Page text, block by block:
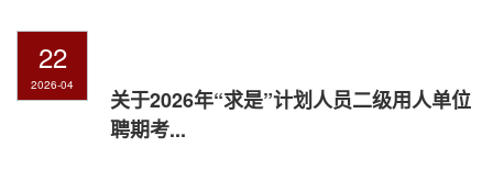
22
2026-04
关于2026年“求是”计划人员二级用人单位
聘期考...